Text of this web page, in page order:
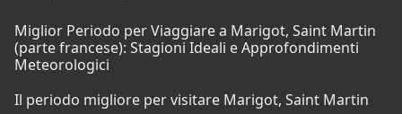
Miglior Periodo per Viaggiare a Marigot, Saint Martin
(parte francese): Stagioni Ideali e Approfondimenti
Meteorologici
Il periodo migliore per visitare Marigot, Saint Martin